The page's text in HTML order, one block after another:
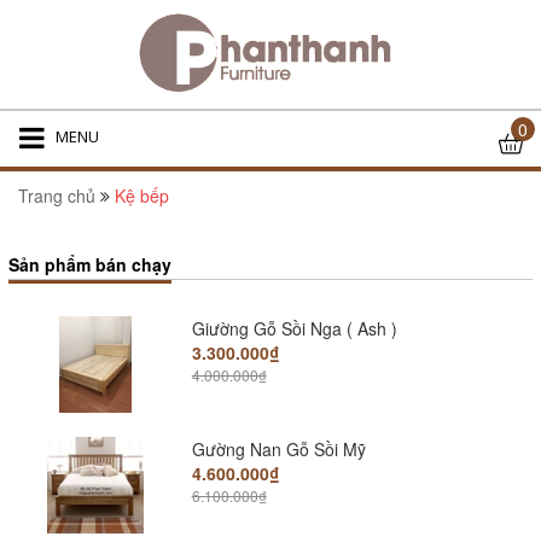
MENU 0
Trang chủ Kệ bếp
Sản phẩm bán chạy
Giương gỗ sồi PT 1m6
5.800.000₫
Giường Gỗ Sồi Nga ( Ash )
3.300.000₫
4.000.000₫
Gường Nan Gỗ Sồi Mỹ
4.600.000₫
6.100.000₫